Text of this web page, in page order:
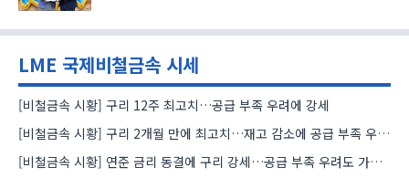
LME 국제비철금속 시세
[비철금속 시황] 구리 12주 최고치…공급 부족 우려에 강세
[비철금속 시황] 구리 2개월 만에 최고치…재고 감소에 공급 부족 우려 확대
[비철금속 시황] 연준 금리 동결에 구리 강세…공급 부족 우려도 가격 지지